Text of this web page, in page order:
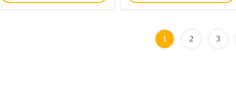
1 2 3